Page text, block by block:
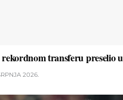
transferu preselio
2026.